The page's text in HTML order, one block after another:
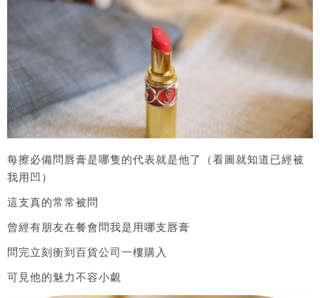
每擦必備問唇膏是哪隻的代表就是他了（看圖就知道已經被
我用凹）
這支真的常常被問
曾經有朋友在餐會問我是用哪支唇膏
問完立刻衝到百貨公司一樓購入
可見他的魅力不容小覷